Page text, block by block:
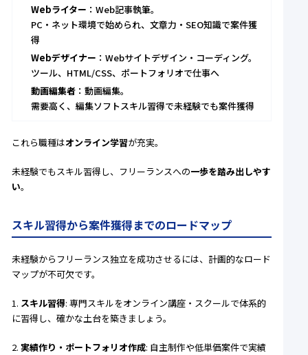
Webライター ：Web記事執筆。
PC・ネット環境で始められ、文章力・SEO知識で案件獲
得
Webデザイナー ：Webサイトデザイン・コーディング。
ツール、HTML/CSS、ポートフォリオで仕事へ
動画編集者：動画編集。
需要高く、編集ソフトスキル習得で未経験でも案件獲得
これら職種はオンライン学習が充実。
未経験でもスキル習得し、フリーランスへの一歩を踏み出しやす
い。
スキル習得から案件獲得までのロードマップ
未経験からフリーランス独立を成功させるには、計画的なロード
マップが不可欠です。
1. スキル習得: 専門スキルをオンライン講座・スクールで体系的
に習得し、確かな土台を築きましょう。
2.実績作り・ポートフォリオ作成: 自主制作や低単価案件で実績